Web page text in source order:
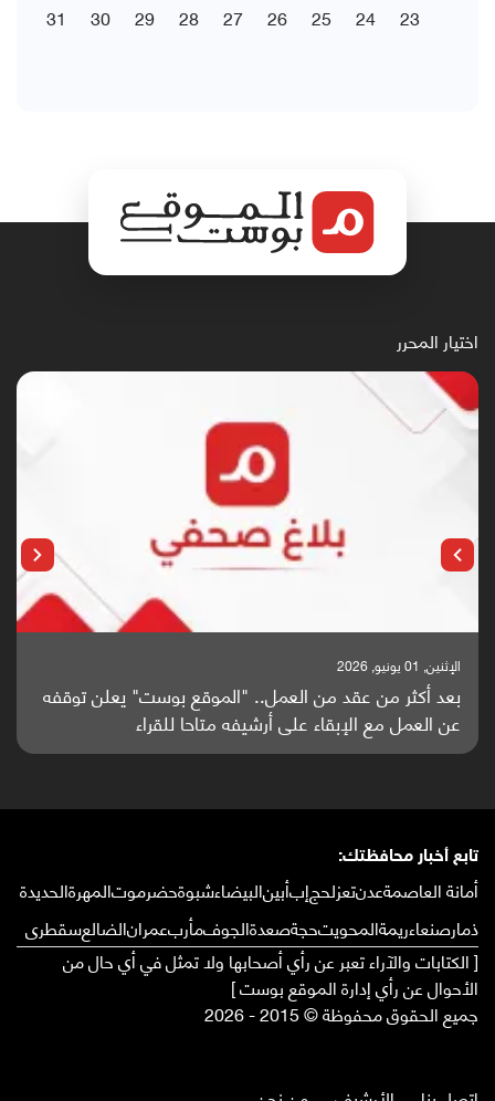
23
24
25
26
27
28
29
30
31
اختيار المحرر
الإثنين, 25 مايو, 2026
باحثون من اليمن يدخلون سباق أبحاث ألزهايمر بدراسة
واعدة منشورة عالميا (ترجمة)
تابع أخبار محافظتك:
أمانة العاصمةعدنتعزلحجإبأبينالبيضاءشبوةحضرموتالمهرةالحديدة
ذمارصنعاءريمةالمحويتحجةصعدةالجوفمأربعمرانالضالعسقطرى
[ الكتابات والآراء تعبر عن رأي أصحابها ولا تمثل في أي حال من
الأحوال عن رأي إدارة الموقع بوست ]
جميع الحقوق محفوظة © 2015 - 2026